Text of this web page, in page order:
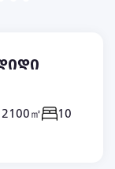
2100㎡ 10